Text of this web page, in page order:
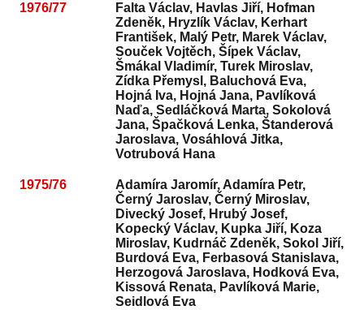
1976/77
Falta Václav, Havlas Jiří, Hofman
Zdeněk, Hryzlík Václav, Kerhart
František, Malý Petr, Marek Václav,
Souček Vojtěch, Šípek Václav,
Šmákal Vladimír, Turek Miroslav,
Zídka Přemysl, Baluchová Eva,
Hojná Iva, Hojná Jana, Pavlíková
Naďa, Sedláčková Marta, Sokolová
Jana, Špačková Lenka, Štanderová
Jaroslava, Vosáhlová Jitka,
Votrubová Hana
1975/76
Adamíra Jaromír, Adamíra Petr,
Černý Jaroslav, Černý Miroslav,
Divecký Josef, Hrubý Josef,
Kopecký Václav, Kupka Jiří, Koza
Miroslav, Kudrnáč Zdeněk, Sokol Jiří,
Burdová Eva, Ferbasová Stanislava,
Herzogová Jaroslava, Hodková Eva,
Kissová Renata, Pavlíková Marie,
Seidlová Eva